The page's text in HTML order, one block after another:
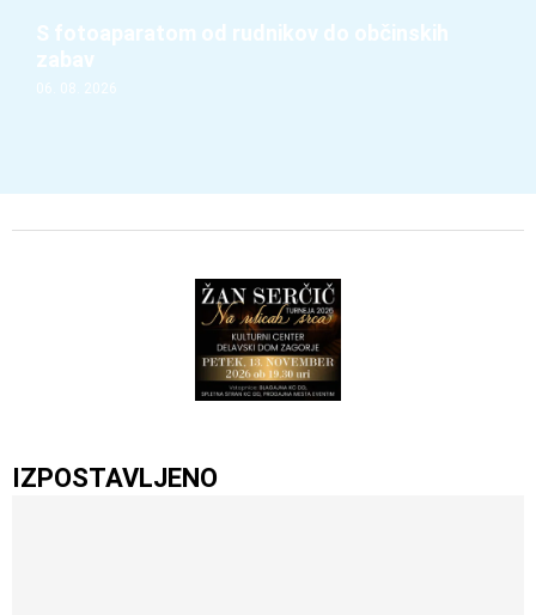
S fotoaparatom od rudnikov do občinskih
zabav
06. 08. 2026
IZPOSTAVLJENO